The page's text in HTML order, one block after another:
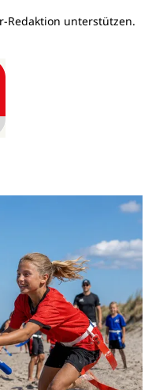
Redaktion unterstützen.